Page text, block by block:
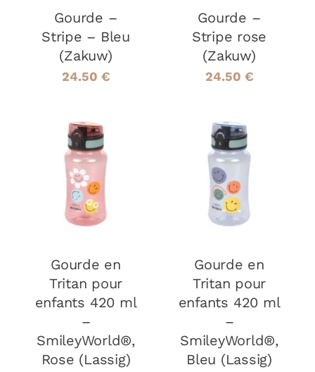
Gourde –
Stripe – Bleu
(Zakuw)
24.50 €
Gourde –
Stripe rose
(Zakuw)
24.50 €
AJOUTER AU
PANIER
/
DÉTAILS
Gourde en
Tritan pour
enfants 420 ml
–
SmileyWorld®,
Rose (Lassig)
AJOUTER AU
PANIER
DÉTAILS
Gourde en
Tritan pour
enfants 420 ml
–
SmileyWorld®,
Bleu (Lassig)